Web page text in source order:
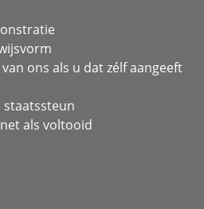
ons als u dat zélf aangeeft
staatssteun
als voltooid